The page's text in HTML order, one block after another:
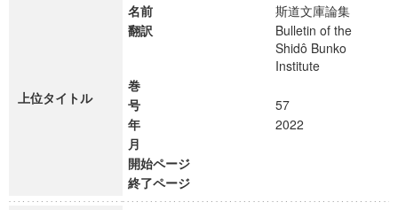
上位タイトル
名前
斯道文庫論集
翻訳
Bulletin of the
Shidô Bunko
Institute
巻
号
57
年
2022
月
開始ページ
終了ページ